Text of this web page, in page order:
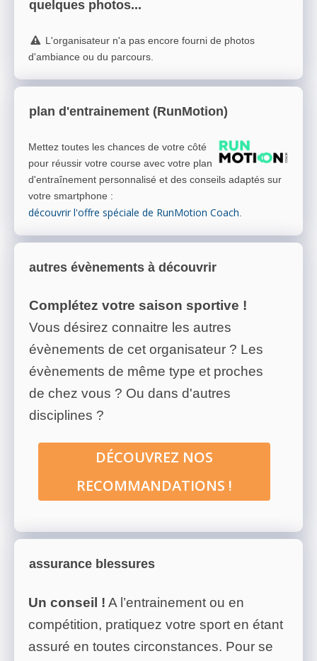
quelques photos...
L'organisateur n'a pas encore fourni de photos
d'ambiance ou du parcours.
plan d'entrainement (RunMotion)
Mettez toutes les chances de votre côté
pour réussir votre course avec votre plan
d'entraînement personnalisé et des conseils adaptés sur
votre smartphone :
découvrir l'offre spéciale de RunMotion Coach.
autres évènements à découvrir
Complétez votre saison sportive !
Vous désirez connaitre les autres
évènements de cet organisateur ? Les
évènements de même type et proches
de chez vous ? Ou dans d'autres
disciplines ?
DÉCOUVREZ NOS
RECOMMANDATIONS !
assurance blessures
Un conseil ! A l’entrainement ou en
compétition, pratiquez votre sport en étant
assuré en toutes circonstances. Pour se